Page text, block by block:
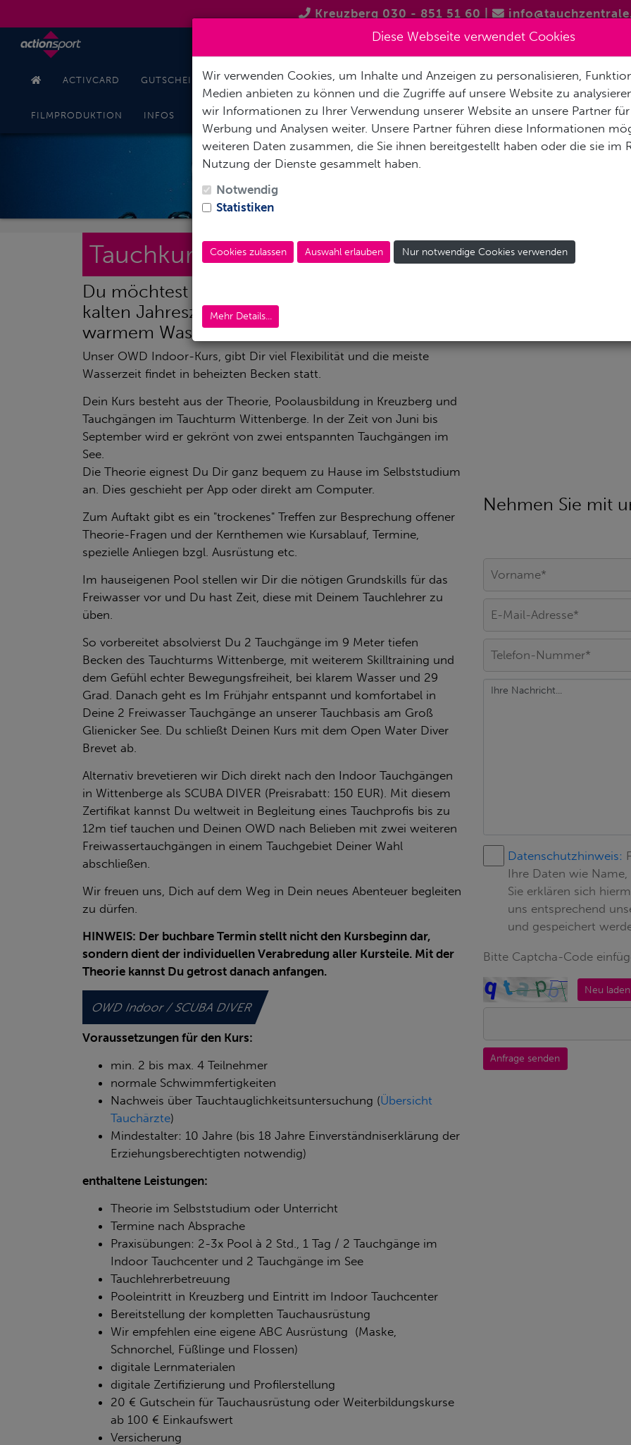
Kreuzberg 030 - 851 51 60
ACTIVCARD GUTSCHEINE TAUCHKURSE FREITAUCHEN / APNOE VERMIETUNG & SERVICE REISEN
FILMPRODUKTION INFOS ONLINESHOP KONTAKT
OPEN WATER DIVER
Tauchkurs OWD Indoor
Du möchtest Dein Tauchabenteuer in der
kalten Jahreszeit starten oder fühlst Dich in
warmem Wasser einfach wohler?
Unser OWD Indoor-Kurs, gibt Dir viel Flexibilität und die meiste
Wasserzeit findet in beheizten Becken statt.
Dein Kurs besteht aus der Theorie, Poolausbildung in Kreuzberg und
Tauchgängen im Tauchturm Wittenberge. In der Zeit von Juni bis
September wird er gekrönt von zwei entspannten Tauchgängen im
See.
Die Theorie eignest Du Dir ganz bequem zu Hause im Selbststudium
an. Dies geschieht per App oder direkt am Computer.
Zum Auftakt gibt es ein "trockenes" Treffen zur Besprechung offener
Theorie-Fragen und der Kernthemen wie Kursablauf, Termine,
spezielle Anliegen bzgl. Ausrüstung etc.
Im hauseigenen Pool stellen wir Dir die nötigen Grundskills für das
Freiwasser vor und Du hast Zeit, diese mit Deinem Tauchlehrer zu
üben.
So vorbereitet absolvierst Du 2 Tauchgänge im 9 Meter tiefen
Becken des Tauchturms Wittenberge, mit weiterem Skilltraining und
dem Gefühl echter Bewegungsfreiheit, bei klarem Wasser und 29
Grad. Danach geht es Im Frühjahr entspannt und komfortabel in
Deine 2 Freiwasser Tauchgänge an unserer Tauchbasis am Groß
Glienicker See. Du schließt Deinen Kurs mit dem Open Water Diver
Brevet ab.
Alternativ brevetieren wir Dich direkt nach den Indoor Tauchgängen
in Wittenberge als SCUBA DIVER (Preisrabatt: 150 EUR). Mit diesem
Zertifikat kannst Du weltweit in Begleitung eines Tauchprofis bis zu
12m tief tauchen und Deinen OWD nach Belieben mit zwei weiteren
Freiwassertauchgängen in einem Tauchgebiet Deiner Wahl
abschließen.
Wir freuen uns, Dich auf dem Weg in Dein neues Abenteuer begleiten
zu dürfen.
HINWEIS: Der buchbare Termin stellt nicht den Kursbeginn dar,
sondern dient der individuellen Verabredung aller Kursteile. Mit der
Theorie kannst Du getrost danach anfangen.
OWD Indoor / SCUBA DIVER
Voraussetzungen für den Kurs:
min. 2 bis max. 4 Teilnehmer
normale Schwimmfertigkeiten
Nachweis über Tauchtauglichkeitsuntersuchung (Übersicht
Tauchärzte)
Mindestalter: 10 Jahre (bis 18 Jahre Einverständniserklärung der
Erziehungsberechtigten notwendig)
enthaltene Leistungen:
Theorie im Selbststudium oder Unterricht
Termine nach Absprache
Praxisübungen: 2-3x Pool à 2 Std., 1 Tag / 2 Tauchgänge im
Indoor Tauchcenter und 2 Tauchgänge im See
Tauchlehrerbetreuung
Pooleintritt in Kreuzberg und Eintritt im Indoor Tauchcenter
Bereitstellung der kompletten Tauchausrüstung
Wir empfehlen eine eigene ABC Ausrüstung (Maske,
Schnorchel, Füßlinge und Flossen)
digitale Lernmaterialen
digitale Zertifizierung und Profilerstellung
20 € Gutschein für Tauchausrüstung oder Weiterbildungskurse
ab 100 € Einkaufswert
Versicherung
Nehmen Sie mit
Datenschutzhinweis:
Ihre Daten wie
Sie erklären sich
uns entsprechend
und gespeichert
Bitte Captcha-Code
Neu laden
Anfrage senden
Diese Webseite verwendet Cookies
Wir verwenden Cookies, um Inhalte und Anzeigen zu personalisieren,
Medien anbieten zu können und die Zugriffe auf unsere Website zu
wir Informationen zu Ihrer Verwendung unserer Website an unsere Partner
Werbung und Analysen weiter. Unsere Partner führen diese Informationen
weiteren Daten zusammen, die Sie ihnen bereitgestellt haben oder die sie im
Nutzung der Dienste gesammelt haben.
Notwendig
Statistiken
Cookies zulassen Auswahl erlauben Nur notwendige Cookies verwenden
Mehr Details...